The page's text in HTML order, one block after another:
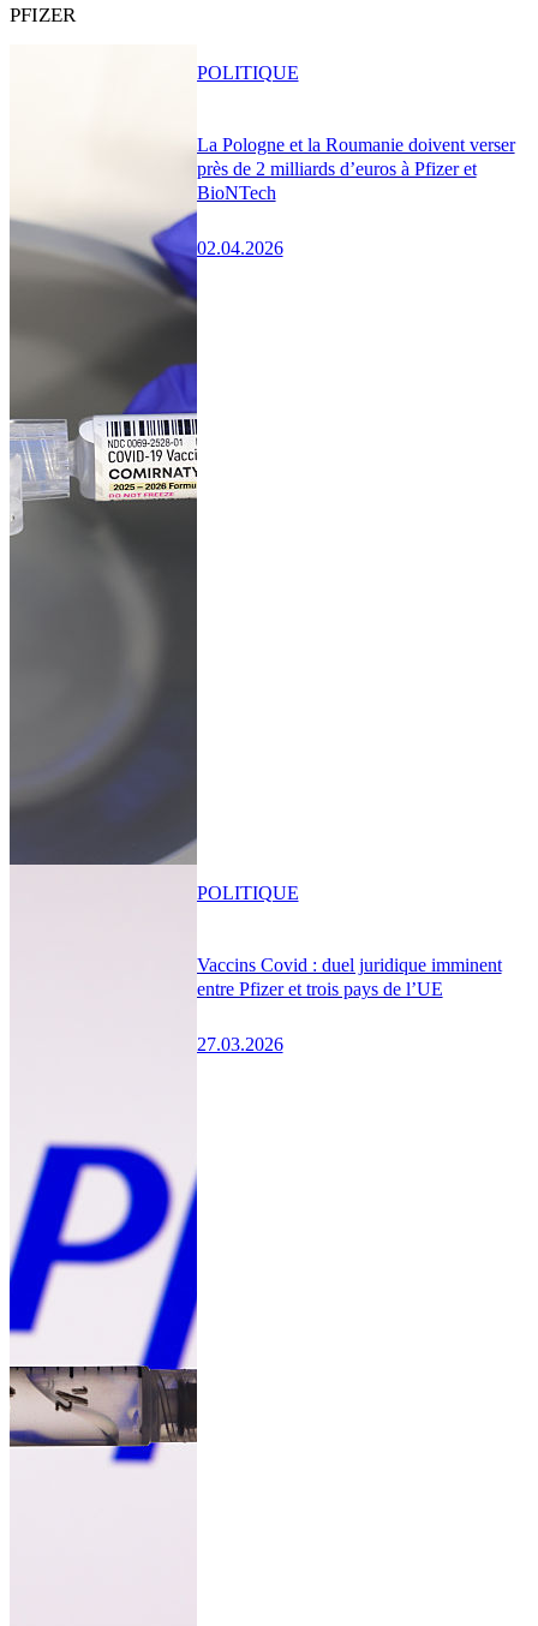
PFIZER
La Pologne et la Roumanie doivent verser
près de 2 milliards d’euros à Pfizer et
BioNTech
02.04.2026
POLITIQUE
Vaccins Covid : duel juridique imminent
entre Pfizer et trois pays de l’UE
27.03.2026
POLITIQUE